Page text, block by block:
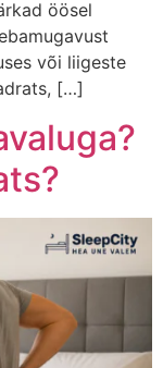
öösel
või liigeste
[…]